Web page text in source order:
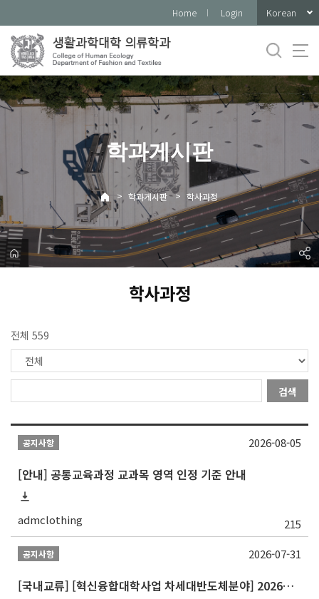
로
메
뉴
Home Login Korean
학과게시판
> 학과게시판 > 학사과정
학사과정
전체 559
검색
공지사항
[안내] 공통교육과정 교과목 영역 인정 기준 안내
admclothing 215
2026-08-05
공지사항
[국내교류] [혁신융합대학사업 차세대반도체분야] 2026학년도 숭실대학교 2학기 교류 수학
2026-07-31